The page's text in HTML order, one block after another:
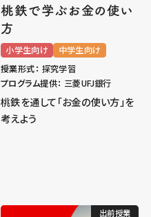
桃鉄で学ぶお金の使い
方
小学生向け
中学生向け
授業形式： 探究学習
プログラム提供： 三菱UFJ銀行
桃鉄を通して「お金の使い方」を
考えよう
出前授業